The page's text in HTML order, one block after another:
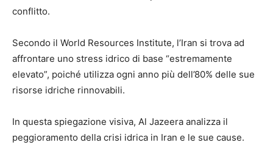
conflitto.
Secondo il World Resources Institute, l’Iran si trova ad
affrontare uno stress idrico di base “estremamente
elevato”, poiché utilizza ogni anno più dell’80% delle sue
risorse idriche rinnovabili.
In questa spiegazione visiva, Al Jazeera analizza il
peggioramento della crisi idrica in Iran e le sue cause.